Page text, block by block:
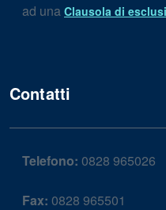
ad una Clausola di
Contatti
Telefono: 0828 965026
Fax: 0828 965501